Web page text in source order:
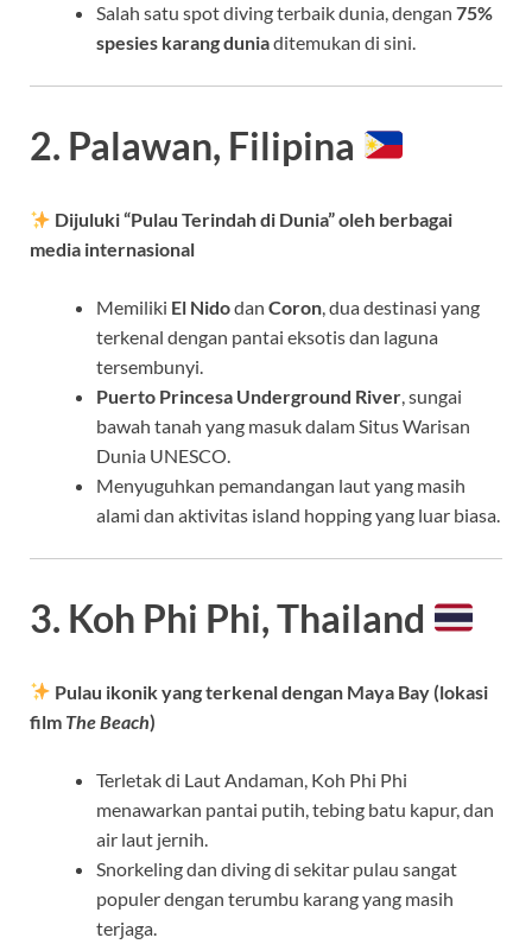
Salah satu spot diving terbaik dunia, dengan 75%
spesies karang duniaditemukan di sini.
2. Palawan, Filipina
Dijuluki “Pulau Terindah di Dunia” oleh berbagai
media internasional
Memiliki El Nidodan Coron, dua destinasi yang
terkenal dengan pantai eksotis dan laguna
tersembunyi.
Puerto Princesa Underground River, sungai
bawah tanah yang masuk dalam Situs Warisan
Dunia UNESCO.
Menyuguhkan pemandangan laut yang masih
alami dan aktivitas island hopping yang luar biasa.
3. Koh Phi Phi, Thailand
Pulau ikonik yang terkenal dengan Maya Bay (lokasi
film The Beach)
Terletak di Laut Andaman, Koh Phi Phi
menawarkan pantai putih, tebing batu kapur, dan
air laut jernih.
Snorkeling dan diving di sekitar pulau sangat
populer dengan terumbu karang yang masih
terjaga.